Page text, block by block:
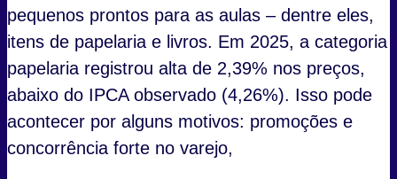
pequenos prontos para as aulas – dentre eles,
itens de papelaria e livros. Em 2025, a categoria
papelaria registrou alta de 2,39% nos preços,
abaixo do IPCA observado (4,26%). Isso pode
acontecer por alguns motivos: promoções e
concorrência forte no varejo,